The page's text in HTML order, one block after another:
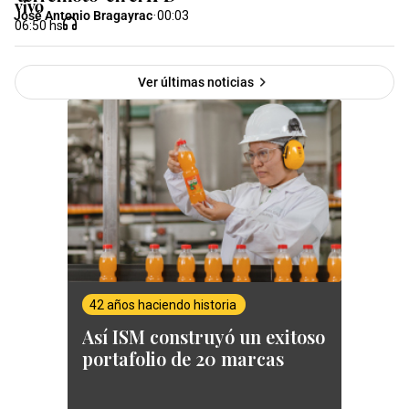
José Antonio Bragayrac·00:03
06:50 hs
vivo
Ver últimas noticias